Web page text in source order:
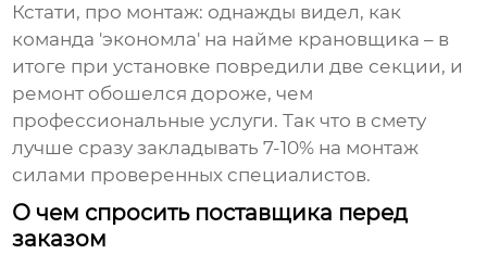
Кстати, про монтаж: однажды видел, как
команда 'экономла' на найме крановщика – в
итоге при установке повредили две секции, и
ремонт обошелся дороже, чем
профессиональные услуги. Так что в смету
лучше сразу закладывать 7-10% на монтаж
силами проверенных специалистов.
О чем спросить поставщика перед
заказом